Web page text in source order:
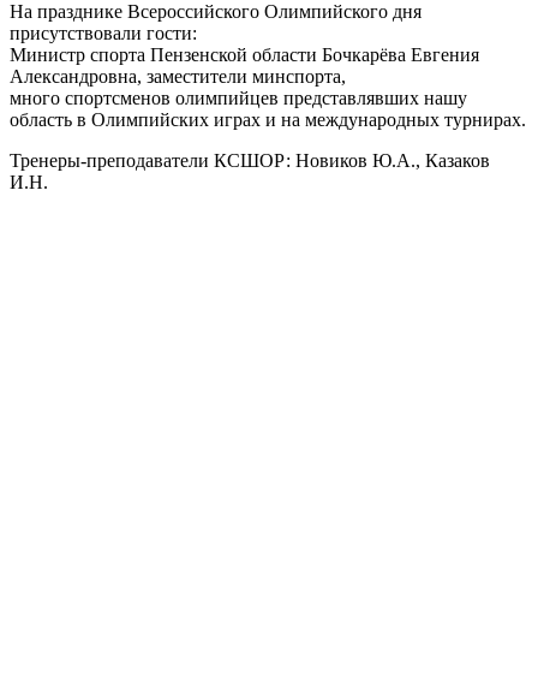
На празднике Всероссийского Олимпийского дня
присутствовали гости:
Министр спорта Пензенской области Бочкарёва Евгения
Александровна, заместители минспорта,
много спортсменов олимпийцев представлявших нашу
область в Олимпийских играх и на международных турнирах.
Тренеры-преподаватели КСШОР: Новиков Ю.А., Казаков
И.Н.